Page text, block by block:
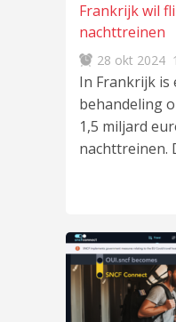
Frankrijk wil
nachttreinen
28 okt 2024
In Frankrijk is
behandeling
1,5 miljard
nachttreinen.